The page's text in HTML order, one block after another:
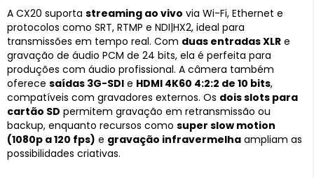
A CX20 suporta streaming ao vivo via Wi-Fi, Ethernet e
protocolos como SRT, RTMP e NDI|HX2, ideal para
transmissões em tempo real. Com duas entradas XLR e
gravação de áudio PCM de 24 bits, ela é perfeita para
produções com áudio profissional. A câmera também
oferece saídas 3G-SDI e HDMI 4K60 4:2:2 de 10 bits,
compatíveis com gravadores externos. Os dois slots para
cartão SD permitem gravação em retransmissão ou
backup, enquanto recursos como super slow motion
(1080p a 120 fps) e gravação infravermelha ampliam as
possibilidades criativas.